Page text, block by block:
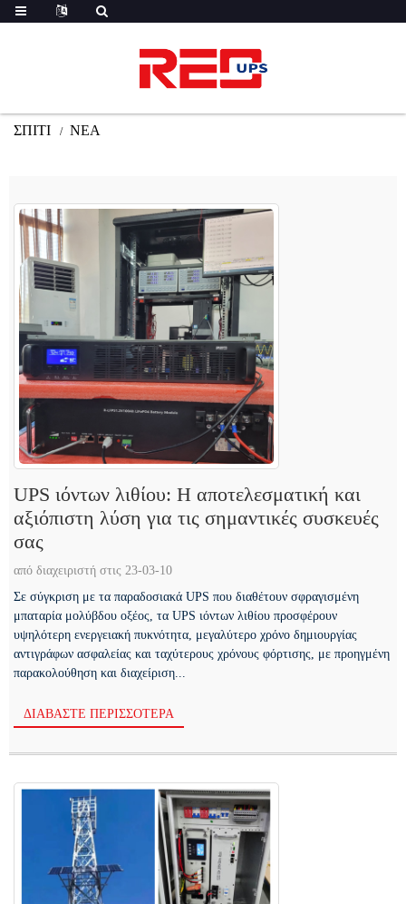
ΣΠΊΤΙ ΝΈΑ
UPS ιόντων λιθίου: Η αποτελεσματική και
αξιόπιστη λύση για τις σημαντικές συσκευές
σας
από διαχειριστή στις 23-03-10
Σε σύγκριση με τα παραδοσιακά UPS που διαθέτουν σφραγισμένη
μπαταρία μολύβδου οξέος, τα UPS ιόντων λιθίου προσφέρουν
υψηλότερη ενεργειακή πυκνότητα, μεγαλύτερο χρόνο δημιουργίας
αντιγράφων ασφαλείας και ταχύτερους χρόνους φόρτισης, με προηγμένη
παρακολούθηση και διαχείριση...
ΔΙΑΒΆΣΤΕ ΠΕΡΙΣΣΌΤΕΡΑ